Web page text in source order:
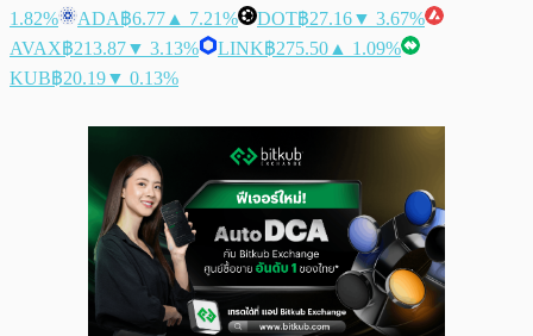
1.82%
ADA฿6.77 ▲ 7.21% DOT฿27.16▼ 3.67%
AVAX฿213.87▼ 3.13% LINK฿275.50 ▲ 1.09%
KUB฿20.19▼ 0.13%